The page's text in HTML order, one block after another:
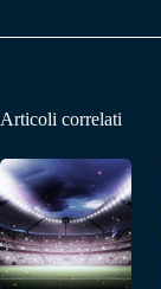
Articoli correlati